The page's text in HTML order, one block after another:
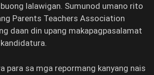
lalawigan. Sumunod umano rito
Parents Teachers Association
daan din upang makapagpasalamat
para sa mga repormang kanyang nais